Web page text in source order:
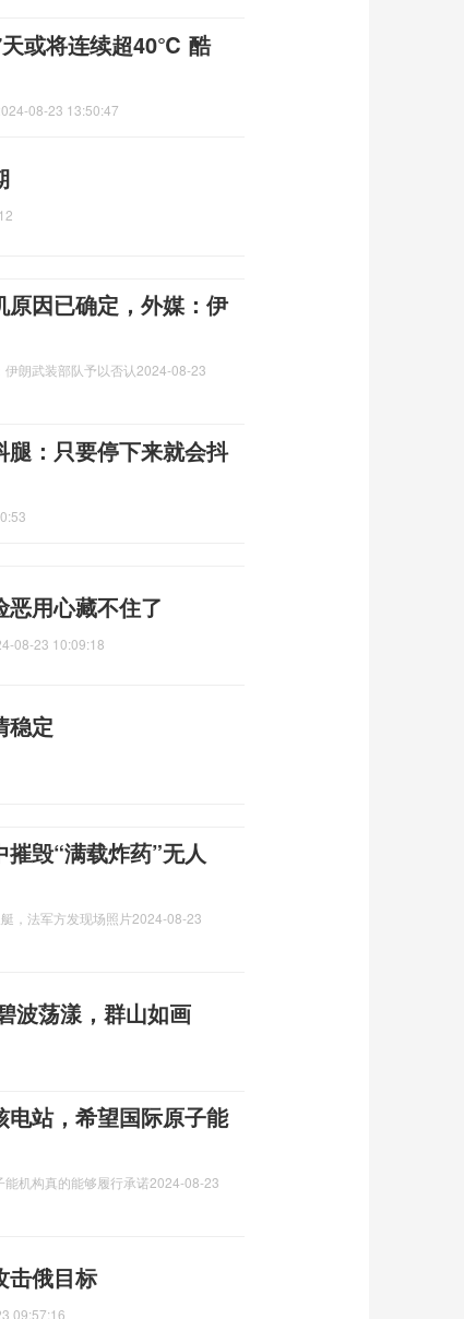
天或将连续超40℃ 酷
08-23 13:50:47
因已确定，外媒：伊
朗武装部队予以否认2024-08-23
：只要停下来就会抖
用心藏不住了
08-23 10:09:18
稳定
毁“满载炸药”无人
，法军方发现场照片2024-08-23
波荡漾，群山如画
站，希望国际原子能
机构真的能够履行承诺2024-08-23
击俄目标
09:57:16